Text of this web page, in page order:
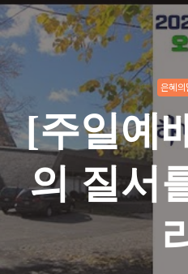
은혜의
[주일예
의 질서